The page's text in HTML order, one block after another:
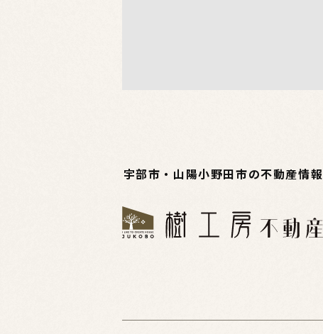
宇部市・山陽小野田市の不動産情報